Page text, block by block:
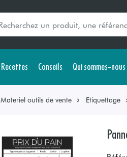
Recettes Conseils Qui sommes-nous
Materiel outils de vente Etiquettage